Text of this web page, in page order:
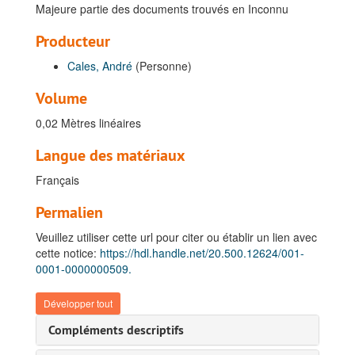
Majeure partie des documents trouvés en Inconnu
Producteur
Cales, André (Personne)
Volume
0,02 Mètres linéaires
Langue des matériaux
Français
Permalien
Veuillez utiliser cette url pour citer ou établir un lien avec
cette notice: https://hdl.handle.net/20.500.12624/001-
0001-0000000509.
Développer tout
Compléments descriptifs